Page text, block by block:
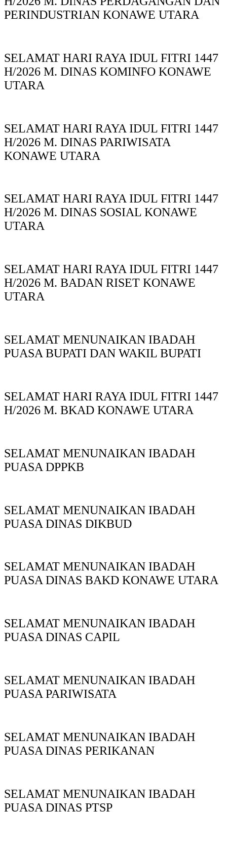
PERINDUSTRIAN KONAWE UTARA
SELAMAT HARI RAYA IDUL FITRI 1447
H/2026 M. DINAS KOMINFO KONAWE
UTARA
SELAMAT HARI RAYA IDUL FITRI 1447
H/2026 M. DINAS PARIWISATA
KONAWE UTARA
SELAMAT HARI RAYA IDUL FITRI 1447
H/2026 M. DINAS SOSIAL KONAWE
UTARA
SELAMAT HARI RAYA IDUL FITRI 1447
H/2026 M. BADAN RISET KONAWE
UTARA
SELAMAT MENUNAIKAN IBADAH
PUASA BUPATI DAN WAKIL BUPATI
SELAMAT HARI RAYA IDUL FITRI 1447
H/2026 M. BKAD KONAWE UTARA
SELAMAT MENUNAIKAN IBADAH
PUASA DPPKB
SELAMAT MENUNAIKAN IBADAH
PUASA DINAS DIKBUD
SELAMAT MENUNAIKAN IBADAH
PUASA DINAS BAKD KONAWE UTARA
SELAMAT MENUNAIKAN IBADAH
PUASA DINAS CAPIL
SELAMAT MENUNAIKAN IBADAH
PUASA PARIWISATA
SELAMAT MENUNAIKAN IBADAH
PUASA DINAS PERIKANAN
SELAMAT MENUNAIKAN IBADAH
PUASA DINAS PTSP